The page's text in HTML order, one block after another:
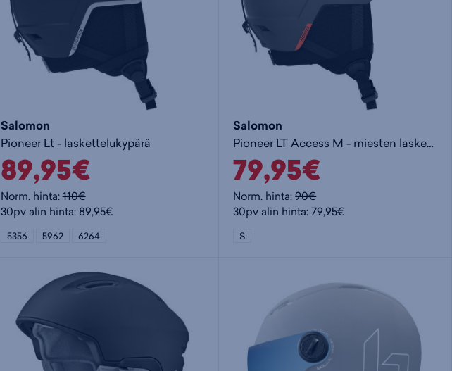
Salomon
Pioneer Lt - laskettelukypärä
89,95€
Norm. hinta:110€
30pv alin hinta: 89,95€
5356 5962 6264
Salomon
Pioneer LT Access M - miesten laskettelukypärä
79,95€
Norm. hinta:90€
30pv alin hinta: 79,95€
S